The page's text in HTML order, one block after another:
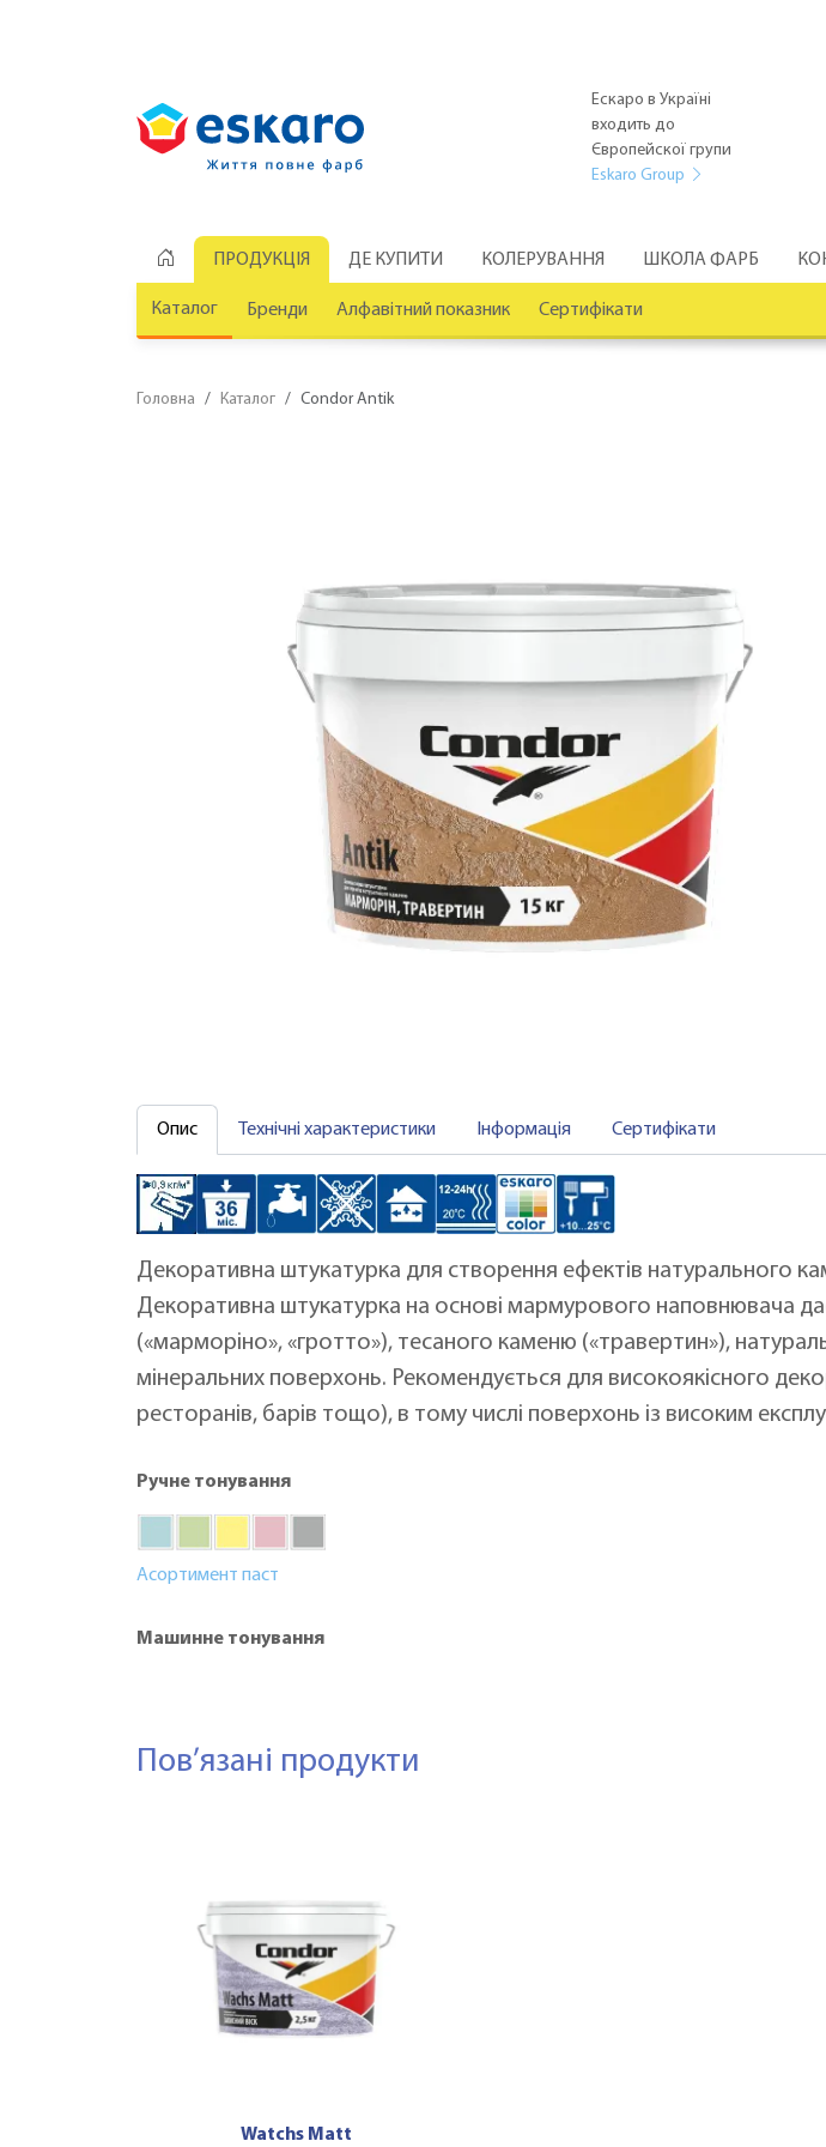
Ескаро в Україні
входить до
Європейскої групи
Eskaro Group
ПРОДУКЦІЯ ДЕ КУПИТИ КОЛЕРУВАННЯ ШКОЛА ФАРБ
Каталог Бренди Алфавітний показник Сертифікати
Головна Каталог Condor Antik
Опис Технічні характеристики Інформація Сертифікати
Декоративна штукатурка для створення ефектів натурального
Декоративна штукатурка на основі мармурового наповнювача
(«марморіно», «гротто»), тесаного каменю («травертин»),
мінеральних поверхонь. Рекомендується для високоякісного
ресторанів, барів тощо), в тому числі поверхонь із високим
Ручне тонування
Асортимент паст
Машинне тонування
Пов’язані продукти
Watchs Matt